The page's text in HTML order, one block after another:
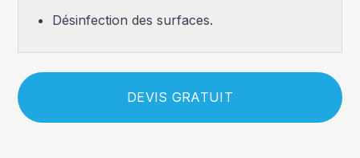
Désinfection des surfaces.
DEVIS GRATUIT